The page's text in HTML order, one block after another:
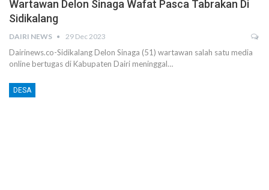
Wartawan Delon Sinaga Wafat Pasca Tabrakan Di
Sidikalang
DAIRI NEWS 29 Dec 2023
Dairinews.co-Sidikalang Delon Sinaga (51) wartawan salah satu media
online bertugas di Kabupaten Dairi meninggal…
DESA